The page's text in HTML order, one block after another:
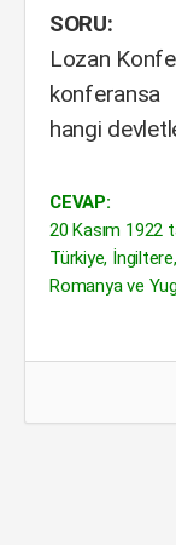
SORU:
Lozan
konferansa
hangi
CEVAP:
20 Kasım 1922
Türkiye,
Romanya ve